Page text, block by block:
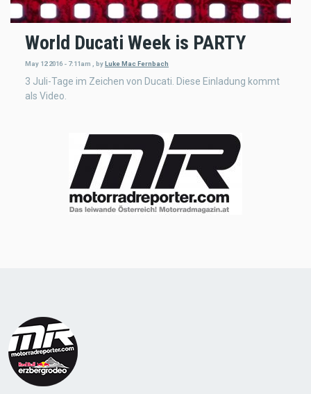
World Ducati Week is PARTY
May 12 2016 - 7:11am byLuke Mac Fernbach
3 Juli-Tage im Zeichen von Ducati. Diese Einladung kommt
als Video.